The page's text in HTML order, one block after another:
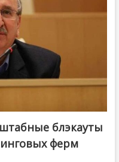
блэкауты
ферм